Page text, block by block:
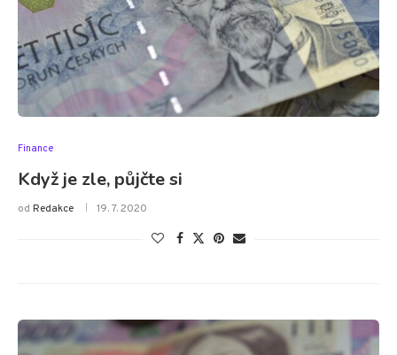
Finance
Když je zle, půjčte si
od Redakce 19. 7. 2020